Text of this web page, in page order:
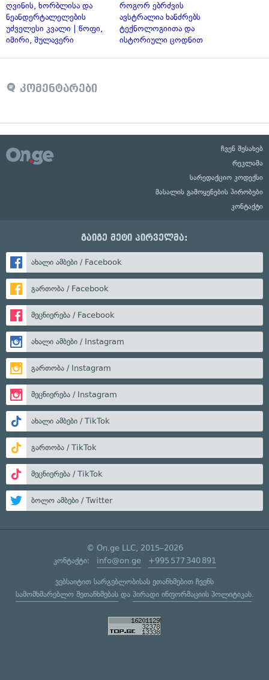
ღვინის, ხორბლისა და
ნეანდერტალელების
უძველესი კვალი | წოფი,
იმირი, შულავერი
როგორ ებრძვის
ავსტრალია ხანძრებს
ტექნოლოგიითა და
ისტორიული ცოდნით
კომენტარები
ჩვენ შესახებ
რეკლამა
სარედაქციო კოდექსი
მასალის გამოყენების პირობები
კონტაქტი
გაიგე მეტი პირველმა:
ახალი ამბები / Facebook
გართობა / Facebook
მეცნიერება / Facebook
ახალი ამბები / Instagram
გართობა / Instagram
მეცნიერება / Instagram
ახალი ამბები / TikTok
გართობა / TikTok
მეცნიერება / TikTok
ბოლო ამბები / Twitter
© On.ge LLC, 2015–2026
კონტაქტი: info@on.ge +995 577 340 891
ვებსაიტით სარგებლობისას ეთანხმებით ჩვენს
სამომხმარებლო შეთანხმებასდა პირადი ინფორმაციის პოლიტიკას.